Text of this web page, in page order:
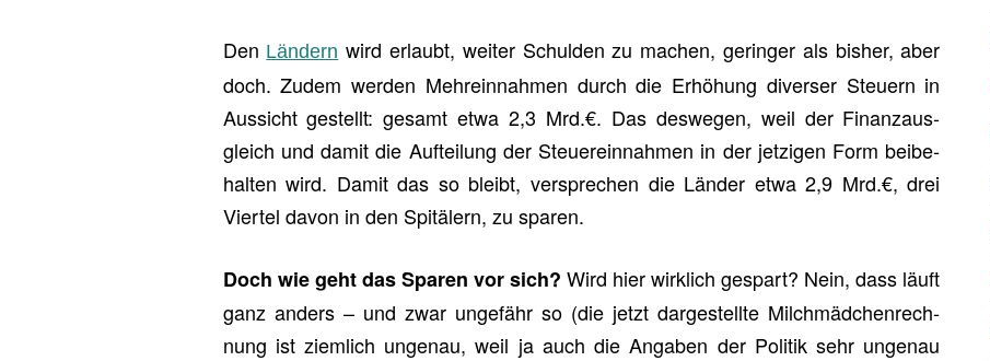
Den Län­dern wird er­laubt, wei­ter Schul­den zu ma­chen, ge­rin­ger als bis­her, aber
doch. Zudem wer­den Mehr­ein­nah­men durch die Er­hö­hung di­ver­ser Steu­ern in
Aus­sicht ge­stellt: ge­samt etwa 2,3 Mrd.€. Das des­we­gen, weil der Fi­nanz­aus­
gleich und damit die Auf­tei­lung der Steu­er­ein­nah­men in der jet­zi­gen Form bei­be­
hal­ten wird. Damit das so bleibt, ver­spre­chen die Län­der etwa 2,9 Mrd.€, drei
Vier­tel davon in den Spi­tä­lern, zu spa­ren.
Doch wie geht das Spa­ren vor sich? Wird hier wirk­lich ge­spart? Nein, dass läuft
ganz an­ders – und zwar un­ge­fähr so (die jetzt dar­ge­stell­te Milch­mäd­chen­rech­
nung ist ziem­lich un­ge­nau, weil ja auch die An­ga­ben der Po­li­tik sehr un­ge­nau